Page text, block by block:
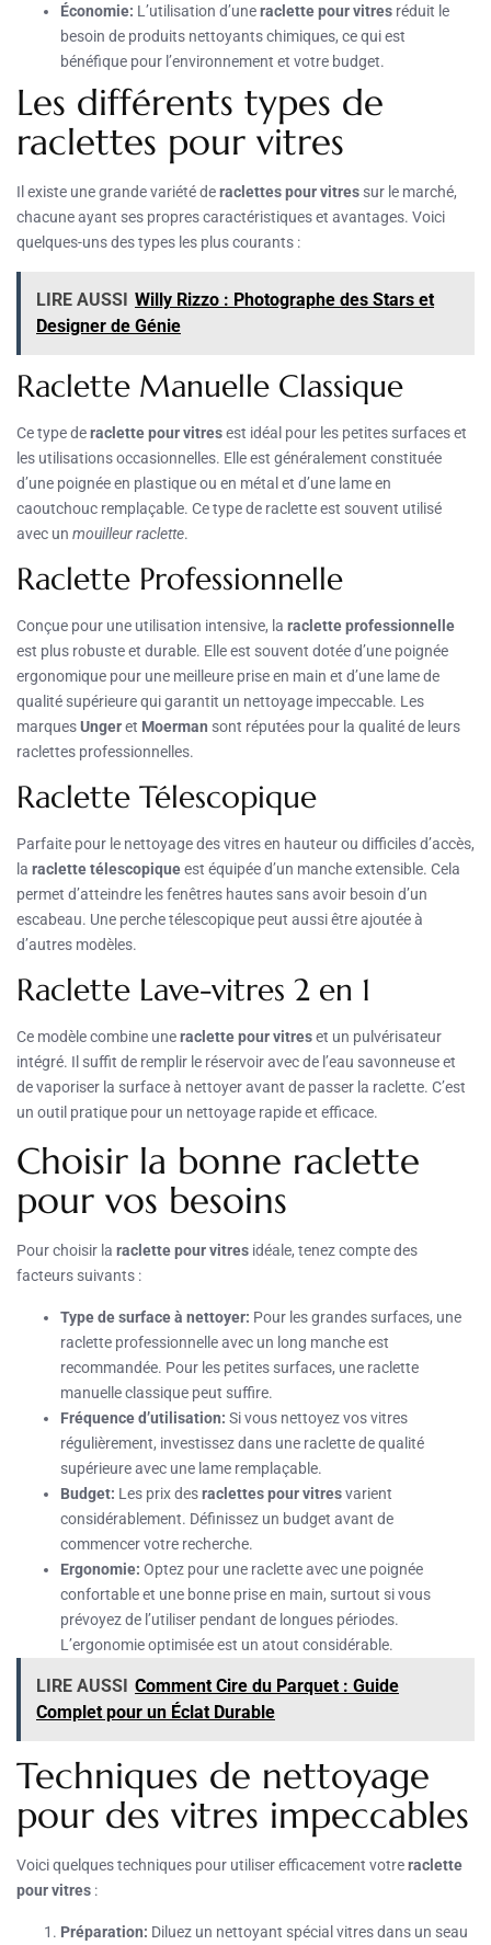
Économie: L’utilisation d’uneraclette pour vitres réduit le
besoin de produits nettoyants chimiques, ce qui est
bénéfique pour l’environnement et votre budget.
Les différents types de
raclettes pour vitres
Il existe une grande variété deraclettes pour vitres sur le marché,
chacune ayant ses propres caractéristiques et avantages. Voici
quelques-uns des types les plus courants :
LIRE AUSSI Willy Rizzo : Photographe des Stars et
Designer de Génie
Raclette Manuelle Classique
Ce type deraclette pour vitresest idéal pour les petites surfaces et
les utilisations occasionnelles. Elle est généralement constituée
d’une poignée en plastique ou en métal et d’une lame en
caoutchouc remplaçable. Ce type de raclette est souvent utilisé
avec un mouilleur raclette.
Raclette Professionnelle
Conçue pour une utilisation intensive, la raclette professionnelle
est plus robuste et durable. Elle est souvent dotée d’une poignée
ergonomique pour une meilleure prise en main et d’une lame de
qualité supérieure qui garantit un nettoyage impeccable. Les
marquesUngeret Moerman sont réputées pour la qualité de leurs
raclettes professionnelles.
Raclette Télescopique
Parfaite pour le nettoyage des vitres en hauteur ou difficiles d’accès,
la raclette télescopiqueest équipée d’un manche extensible. Cela
permet d’atteindre les fenêtres hautes sans avoir besoin d’un
escabeau. Une perche télescopique peut aussi être ajoutée à
d’autres modèles.
Raclette Lave-vitres 2 en 1
Ce modèle combine uneraclette pour vitreset un pulvérisateur
intégré. Il suffit de remplir le réservoir avec de l’eau savonneuse et
de vaporiser la surface à nettoyer avant de passer la raclette. C’est
un outil pratique pour un nettoyage rapide et efficace.
Choisir la bonne raclette
pour vos besoins
Pour choisir la raclette pour vitres idéale, tenez compte des
facteurs suivants :
Type de surface à nettoyer: Pour les grandes surfaces, une
raclette professionnelle avec un long manche est
recommandée. Pour les petites surfaces, une raclette
manuelle classique peut suffire.
Fréquence d’utilisation: Si vous nettoyez vos vitres
régulièrement, investissez dans une raclette de qualité
supérieure avec une lame remplaçable.
Budget: Les prix desraclettes pour vitresvarient
considérablement. Définissez un budget avant de
commencer votre recherche.
Ergonomie: Optez pour une raclette avec une poignée
confortable et une bonne prise en main, surtout si vous
prévoyez de l’utiliser pendant de longues périodes.
L’ergonomie optimisée est un atout considérable.
LIRE AUSSI Comment Cire du Parquet : Guide
Complet pour un Éclat Durable
Techniques de nettoyage
pour des vitres impeccables
Voici quelques techniques pour utiliser efficacement votreraclette
pour vitres :
Préparation: Diluez un nettoyant spécial vitres dans un seau